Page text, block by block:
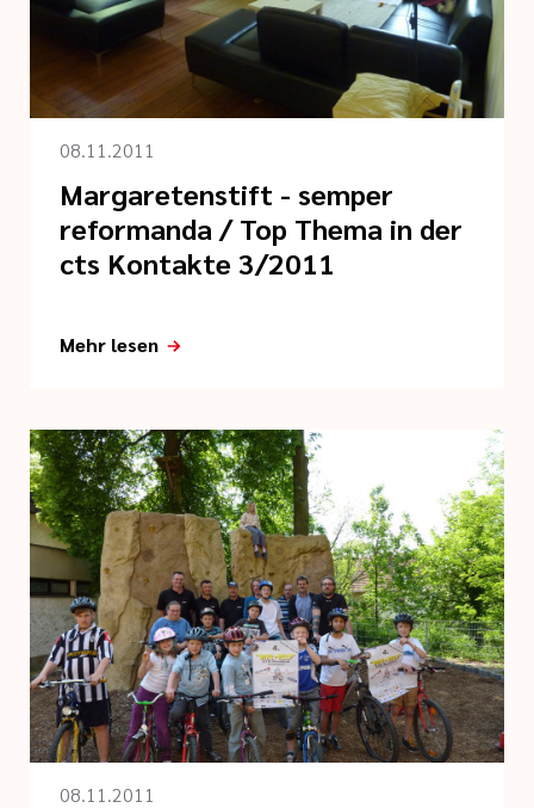
08.11.2011
Margaretenstift - semper
reformanda / Top Thema in der
cts Kontakte 3/2011
Mehr lesen
08.11.2011